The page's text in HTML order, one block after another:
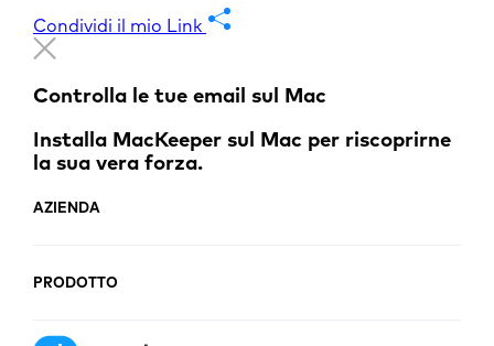
Condividi il mio Link
Controlla le tue email sul Mac
Installa MacKeeper sul Mac per riscoprirne
la sua vera forza.
AZIENDA
PRODOTTO